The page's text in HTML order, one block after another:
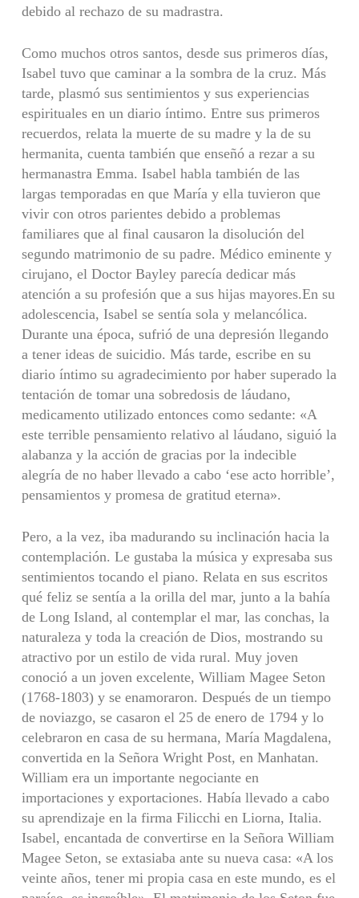
debido al rechazo de su madrastra.
Como muchos otros santos, desde sus primeros días,
Isabel tuvo que caminar a la sombra de la cruz. Más
tarde, plasmó sus sentimientos y sus experiencias
espirituales en un diario íntimo. Entre sus primeros
recuerdos, relata la muerte de su madre y la de su
hermanita, cuenta también que enseñó a rezar a su
hermanastra Emma. Isabel habla también de las
largas temporadas en que María y ella tuvieron que
vivir con otros parientes debido a problemas
familiares que al final causaron la disolución del
segundo matrimonio de su padre. Médico eminente y
cirujano, el Doctor Bayley parecía dedicar más
atención a su profesión que a sus hijas mayores.En su
adolescencia, Isabel se sentía sola y melancólica.
Durante una época, sufrió de una depresión llegando
a tener ideas de suicidio. Más tarde, escribe en su
diario íntimo su agradecimiento por haber superado la
tentación de tomar una sobredosis de láudano,
medicamento utilizado entonces como sedante: «A
este terrible pensamiento relativo al láudano, siguió la
alabanza y la acción de gracias por la indecible
alegría de no haber llevado a cabo ‘ese acto horrible’,
pensamientos y promesa de gratitud eterna».
Pero, a la vez, iba madurando su inclinación hacia la
contemplación. Le gustaba la música y expresaba sus
sentimientos tocando el piano. Relata en sus escritos
qué feliz se sentía a la orilla del mar, junto a la bahía
de Long Island, al contemplar el mar, las conchas, la
naturaleza y toda la creación de Dios, mostrando su
atractivo por un estilo de vida rural. Muy joven
conoció a un joven excelente, William Magee Seton
(1768-1803) y se enamoraron. Después de un tiempo
de noviazgo, se casaron el 25 de enero de 1794 y lo
celebraron en casa de su hermana, María Magdalena,
convertida en la Señora Wright Post, en Manhatan.
William era un importante negociante en
importaciones y exportaciones. Había llevado a cabo
su aprendizaje en la firma Filicchi en Liorna, Italia.
Isabel, encantada de convertirse en la Señora William
Magee Seton, se extasiaba ante su nueva casa: «A los
veinte años, tener mi propia casa en este mundo, es el